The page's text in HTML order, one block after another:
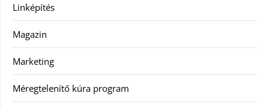
Linképítés
Magazin
Marketing
Méregtelenítő kúra program